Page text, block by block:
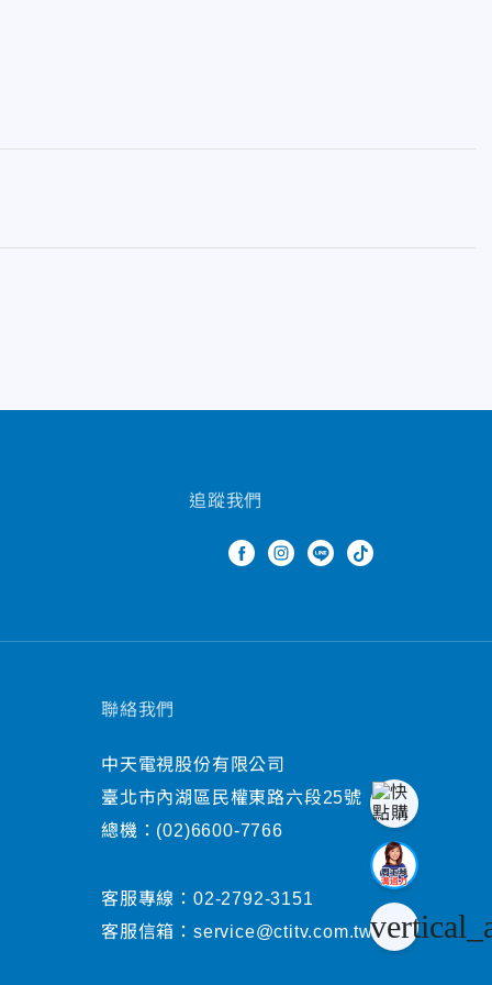
追蹤我們
聯絡我們
中天電視股份有限公司
臺北市內湖區民權東路六段25號
總機： (02)6600-7766
客服專線： 02-2792-3151
客服信箱： service@ctitv.com.tw